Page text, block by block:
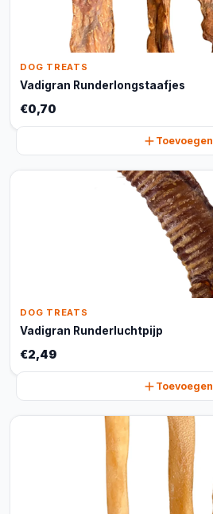
DOG TREATS
Vadigran Runderlongstaafjes
€0,70
Toevoegen
DOG TREATS
Vadigran Runderluchtpijp
€2,49
Toevoegen